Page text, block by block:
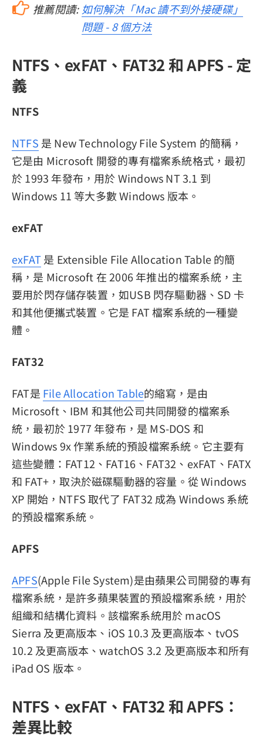
推薦閱讀: 如何解決「Mac 讀不到外接硬碟」
問題 - 8 個方法
NTFS、exFAT、FAT32 和 APFS - 定
義
NTFS
NTFS 是 New Technology File System 的簡稱，
它是由 Microsoft 開發的專有檔案系統格式，最初
於 1993 年發布，用於 Windows NT 3.1 到
Windows 11 等大多數 Windows 版本。
exFAT
exFAT是 Extensible File Allocation Table 的簡
稱，是 Microsoft 在 2006 年推出的檔案系統，主
要用於閃存儲存裝置，如USB 閃存驅動器、SD 卡
和其他便攜式裝置。它是 FAT 檔案系統的一種變
體。
FAT32
FAT是 File Allocation Table的縮寫，是由
Microsoft、IBM 和其他公司共同開發的檔案系
統，最初於 1977 年發布，是 MS-DOS 和
Windows 9x 作業系統的預設檔案系統。它主要有
這些變體：FAT12、FAT16、FAT32、exFAT、FATX
和 FAT+，取決於磁碟驅動器的容量。從 Windows
XP 開始，NTFS 取代了 FAT32 成為 Windows 系統
的預設檔案系統。
APFS
APFS(Apple File System)是由蘋果公司開發的專有
檔案系統，是許多蘋果裝置的預設檔案系統，用於
組織和結構化資料。該檔案系統用於 macOS
Sierra 及更高版本、iOS 10.3 及更高版本、tvOS
10.2 及更高版本、watchOS 3.2 及更高版本和所有
iPad OS 版本。
NTFS、exFAT、FAT32 和 APFS：
差異比較